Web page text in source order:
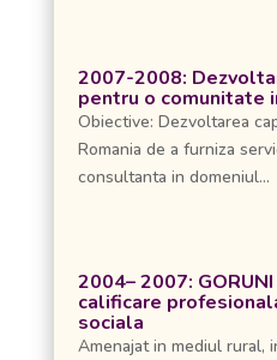
2007-2008:
pentru o comunitate
Obiective: Dezvoltarea
Romania de a furniza
consultanta in domeniul...
2004– 2007:
calificare
sociala
Amenajat in mediul rural,